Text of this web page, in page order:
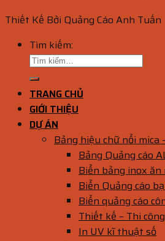
Thiết Kế Bởi Quảng Cáo Anh Tuấn
Tìm kiếm:
TRANG CHỦ
GIỚI THIỆU
DỰ ÁN
Bảng hiệu chữ nổi mica
Bảng Quảng cáo
Biển bảng inox ăn
Biển Quảng cáo
Biển quảng cáo
Thiết kế – Thi
In UV kĩ thuật số